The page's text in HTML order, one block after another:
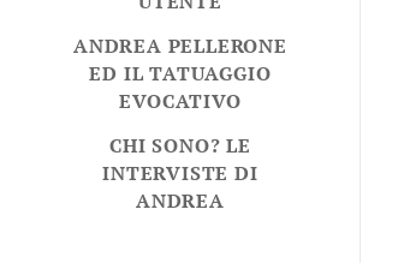
ANDREA PELLERONE
ED IL TATUAGGIO
EVOCATIVO
CHI SONO? LE
INTERVISTE DI
ANDREA